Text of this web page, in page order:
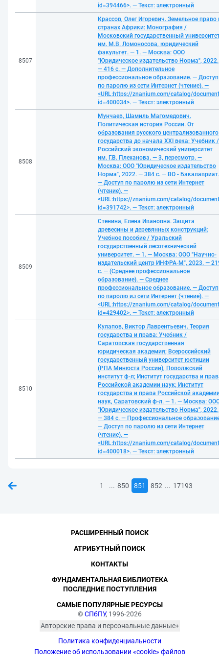
id=394466>. — Текст: электронный
8507
Крассов, Олег Игоревич. Земельное право
странах Африки: Монография /
Московский государственный
им. М.В. Ломоносова, юридический
факультет. — 1. — Москва: ООО
"Юридическое издательство Норма", 2022.
— 416 с. — Дополнительное
профессиональное образование. — Доступ
по паролю из сети Интернет (чтение). —
<URL:https://znanium.com/catalog/
id=400034>. — Текст: электронный
8508
Мунчаев, Шамиль Магомедович.
Политическая история России. От
образования русского централизованного
государства до начала XXI века: Учебник /
Российский экономический университет
им. Г.В. Плеханова. — 3, пересмотр. —
Москва: ООО "Юридическое издательство
Норма", 2022. — 384 с. — ВО - Бакалавриат.
— Доступ по паролю из сети Интернет
(чтение). —
<URL:https://znanium.com/catalog/
id=391742>. — Текст: электронный
8509
Стенина, Елена Ивановна. Защита
древесины и деревянных конструкций:
Учебное пособие / Уральский
государственный лесотехнический
университет. — 1. — Москва: ООО "Научно-
издательский центр ИНФРА-М", 2023. —
с. — (Среднее профессиональное
образование). — Среднее
профессиональное образование. — Доступ
по паролю из сети Интернет (чтение). —
<URL:https://znanium.com/catalog/
id=429402>. — Текст: электронный
8510
Кулапов, Виктор Лаврентьевич. Теория
государства и права: Учебник /
Саратовская государственная
юридическая академия; Всероссийский
государственный университет юстиции
(РПА Минюста России), Поволжский
институт ф-л; Институт государства и
Российской академии наук; Институт
государства и права Российской
наук, Саратовский ф-л. — 1. — Москва:
"Юридическое издательство Норма", 2022.
— 384 с. — Профессиональное
— Доступ по паролю из сети Интернет
(чтение). —
<URL:https://znanium.com/catalog/
id=400018>. — Текст: электронный
1 ... 850 851 852 ... 17193
©СПбПУ, 1996-2026
Авторские права и персональные данные
изображённых лиц в соответствии
с требованиями законодательства
Политика конфиденциальности
Положение об использовании «cookie» файлов
РАСШИРЕННЫЙ ПОИСК
АТРИБУТНЫЙ ПОИСК
КОНТАКТЫ
ФУНДАМЕНТАЛЬНАЯ БИБЛИОТЕКА
ПОСЛЕДНИЕ ПОСТУПЛЕНИЯ
САМЫЕ ПОПУЛЯРНЫЕ РЕСУРСЫ